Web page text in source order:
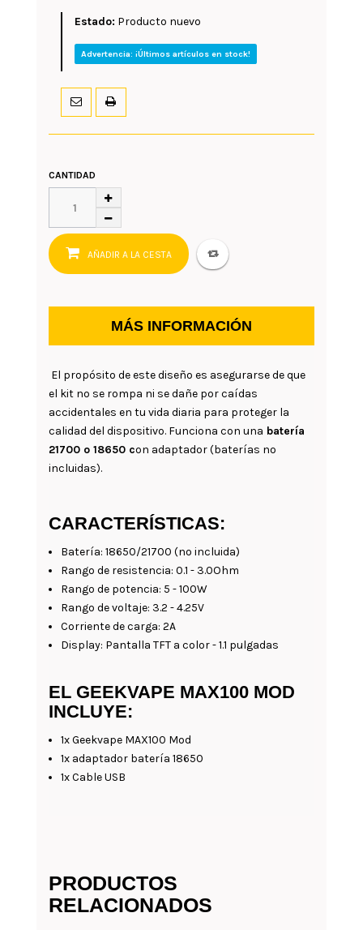
Estado: Producto nuevo
Advertencia: ¡Últimos artículos en stock!
CANTIDAD
AÑADIR A LA CESTA
MÁS INFORMACIÓN
El propósito de este diseño es asegurarse de que
el kit no se rompa ni se dañe por caídas
accidentales en tu vida diaria para proteger la
calidad del dispositivo. Funciona con una batería
21700 o 18650 con adaptador (baterías no
incluidas).
CARACTERÍSTICAS:
Batería: 18650/21700 (no incluida)
Rango de resistencia: 0.1 - 3.0Ohm
Rango de potencia: 5 - 100W
Rango de voltaje: 3.2 - 4.25V
Corriente de carga: 2A
Display: Pantalla TFT a color - 1.1 pulgadas
EL GEEKVAPE MAX100 MOD
INCLUYE:
1x Geekvape MAX100 Mod
1x adaptador batería 18650
1x Cable USB
PRODUCTOS
RELACIONADOS